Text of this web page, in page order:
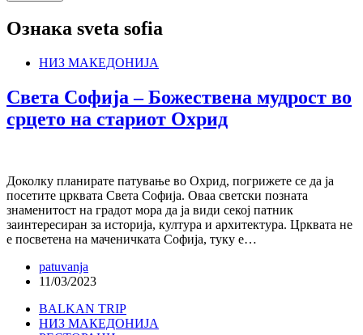
Ознака sveta sofia
НИЗ МАКЕДОНИЈА
Света Софија – Божествена мудрост во
срцето на стариот Охрид
Доколку планирате патување во Охрид, погрижете се да ја
посетите црквата Света Софија. Оваа светски позната
знаменитост на градот мора да ја види секој патник
заинтересиран за историја, култура и архитектура. Црквата не
е посветена на маченичката Софија, туку е…
patuvanja
11/03/2023
BALKAN TRIP
НИЗ МАКЕДОНИЈА